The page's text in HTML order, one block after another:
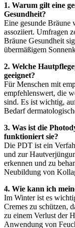
1. Warum gilt eine
Gesundheit?
Eine gesunde
assoziiert. Umfragen
Bräune Gesundheit
übermäßigem
2. Welche
geeignet?
Für Menschen mit
empfehlenswert, die
sind. Es ist wichtig,
Bedarf
3. Was ist die
funktioniert sie?
Die PDT ist ein
und zur
erkennen und zu
Neubildung von
4. Wie kann ich
Im Winter ist es
Cremes zu schützen,
zu einem Verlust der
Anwendung von